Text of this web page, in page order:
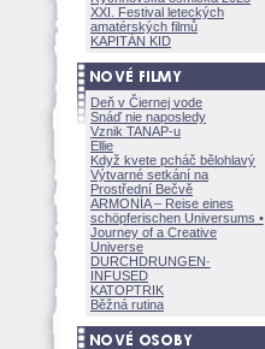
XXI. Festival leteckých
amatérských filmů
KAPITÁN KID
Deň v Čiernej vode
Snáď nie naposledy
Vznik TANAP-u
Ellie
Když kvete pcháč bělohlavý
Výtvarné setkání na
Prostřední Bečvě
ARMONÍA – Reise eines
schöpferischen Universums •
Journey of a Creative
Universe
DURCHDRUNGEN·
INFUSED
KATOPTRIK
Běžná rutina